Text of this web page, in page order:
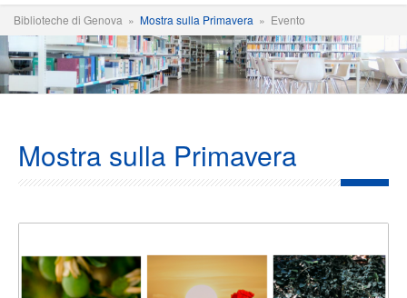
Biblioteche di Genova » Mostra sulla Primavera » Evento
Mostra sulla Primavera